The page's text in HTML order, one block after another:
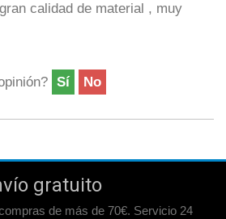
calidad de material , muy
Sí No
gratuito
de más de 70€. Servicio 24